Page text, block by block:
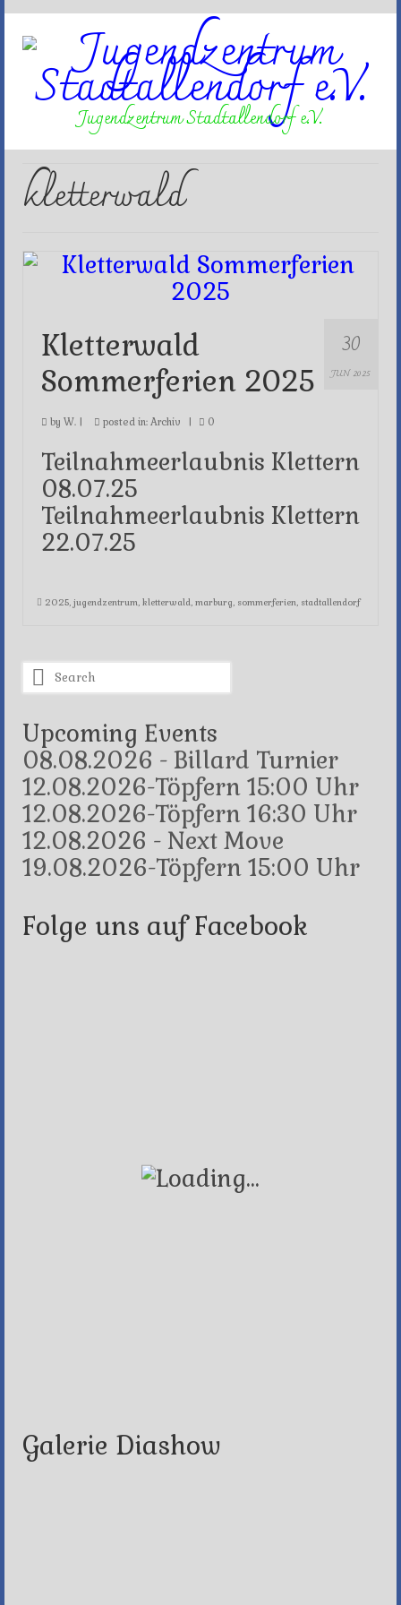
Jugendzentrum Stadtallendorf e.V.
kletterwald
30
JUN 2025
Kletterwald
Sommerferien 2025
by W. posted in: Archiv 0
Teilnahmeerlaubnis Klettern
08.07.25
Teilnahmeerlaubnis Klettern
22.07.25
2025, jugendzentrum, kletterwald, marburg, sommerferien, stadtallendorf
Search
for:
Upcoming Events
08.08.2026 - Billard Turnier
12.08.2026-Töpfern 15:00 Uhr
12.08.2026-Töpfern 16:30 Uhr
12.08.2026 - Next Move
19.08.2026-Töpfern 15:00 Uhr
Folge uns auf Facebook
Galerie Diashow